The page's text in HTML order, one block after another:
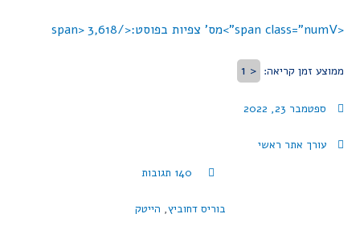
<span class="numV">מס' צפיות בפוסט:</span> 3,618
ממוצע זמן קריאה: < 1
ספטמבר 23, 2022
עורך אתר ראשי
140 תגובות
בוריס דחוביץ, הייטק